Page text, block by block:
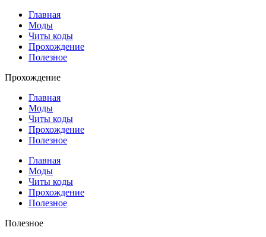
Главная
Моды
Читы коды
Прохождение
Полезное
Прохождение
Главная
Моды
Читы коды
Прохождение
Полезное
Главная
Моды
Читы коды
Прохождение
Полезное
Полезное